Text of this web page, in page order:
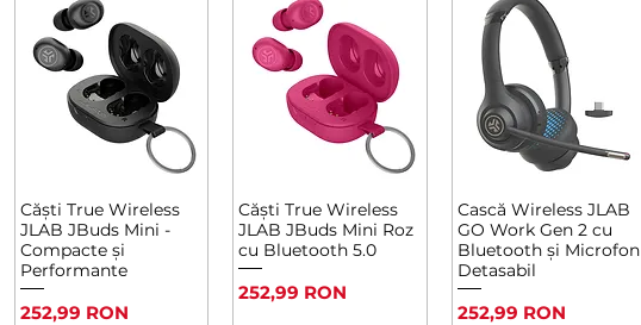
Afișare rapidă
Căști True Wireless
JLAB JBuds Mini -
Compacte și
Performante
Preț
252,99 RON
Afișare rapidă
Căști True Wireless
JLAB JBuds Mini Roz
cu Bluetooth 5.0
Preț
252,99 RON
Afișare rapidă
Cască Wireless JLAB
GO Work Gen 2 cu
Bluetooth și Microfon
Detasabil
Preț
252,99 RON